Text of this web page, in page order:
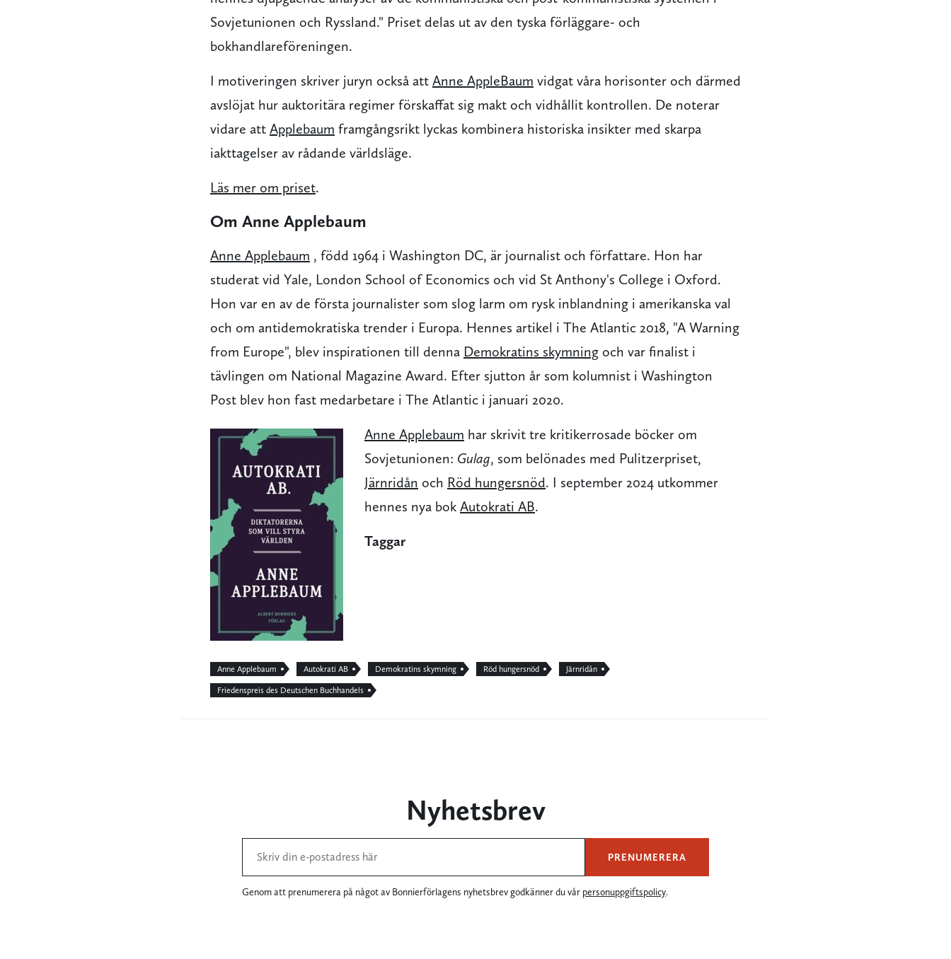
Sovjetunionen och Ryssland." Priset delas ut av den tyska förläggare- och
bokhandlareföreningen.
I motiveringen skriver juryn också att Anne AppleBaum vidgat våra horisonter och därmed
avslöjat hur auktoritära regimer förskaffat sig makt och vidhållit kontrollen. De noterar
vidare att Applebaum framgångsrikt lyckas kombinera historiska insikter med skarpa
iakttagelser av rådande världsläge.
Läs mer om priset.
Om Anne Applebaum
Anne Applebaum , född 1964 i Washington DC, är journalist och författare. Hon har
studerat vid Yale, London School of Economics och vid St Anthony's College i Oxford.
Hon var en av de första journalister som slog larm om rysk inblandning i amerikanska val
och om antidemokratiska trender i Europa. Hennes artikel i The Atlantic 2018, "A Warning
from Europe", blev inspirationen till denna Demokratins skymning och var finalist i
tävlingen om National Magazine Award. Efter sjutton år som kolumnist i Washington
Post blev hon fast medarbetare i The Atlantic i januari 2020.
Anne Applebaum har skrivit tre kritikerrosade böcker om
Sovjetunionen: Gulag, som belönades med Pulitzerpriset,
Järnridån och Röd hungersnöd. I september 2024 utkommer
hennes nya bok Autokrati AB.
Taggar
Anne Applebaum Autokrati AB Demokratins skymning Röd hungersnöd Järnridån
Friedenspreis des Deutschen Buchhandels
Nyhetsbrev
PRENUMERERA
Genom att prenumerera på något av Bonnierförlagens nyhetsbrev godkänner du vår personuppgiftspolicy.